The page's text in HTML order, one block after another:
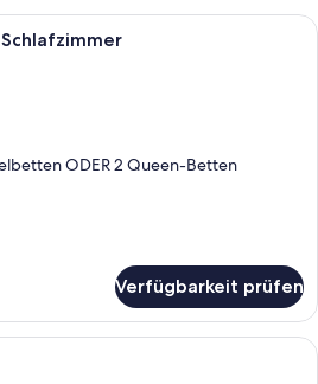
Ein Hotelzimmer mit zwei Betten,
ODER 2 Queen-Betten
Verfügbarkeit prüfen